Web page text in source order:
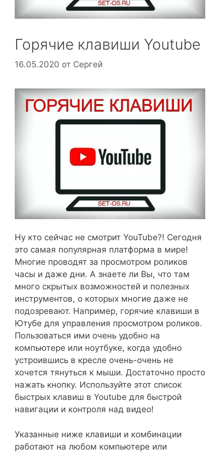
Горячие клавиши Youtube
16.05.2020 от Сергей
Ну кто сейчас не смотрит YouTube?! Сегодня
это самая популярная платформа в мире!
Многие проводят за просмотром роликов
часы и даже дни. А знаете ли Вы, что там
много скрытых возможностей и полезных
инструментов, о которых многие даже не
подозревают. Например, горячие клавиши в
Ютубе для управления просмотром роликов.
Пользоваться ими очень удобно на
компьютере или ноутбуке, когда удобно
устроившись в кресле очень-очень не
хочется тянуться к мыши. Достаточно просто
нажать кнопку. Используйте этот список
быстрых клавиш в Youtube для быстрой
навигации и контроля над видео!
Указанные ниже клавиши и комбинации
работают на любом компьютере или